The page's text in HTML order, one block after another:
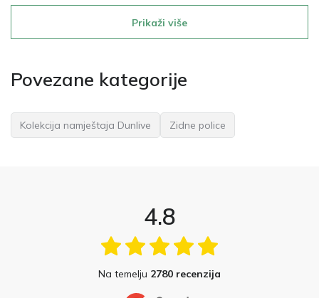
Prikaži više
Povezane kategorije
Kolekcija namještaja Dunlive Zidne police
4.8
Na temelju 2780 recenzija